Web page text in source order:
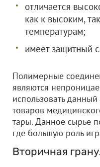
отличается
как к высоким,
температурам;
имеет защитный
Полимерные
являются
использовать
товаров
тары. Данное сырье
где большую роль
Вторичная